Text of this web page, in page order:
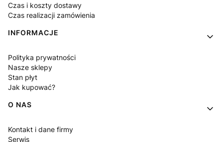
Czas i koszty dostawy
Czas realizacji zamówienia
INFORMACJE
Polityka prywatności
Nasze sklepy
Stan płyt
Jak kupować?
O NAS
Kontakt i dane firmy
Serwis